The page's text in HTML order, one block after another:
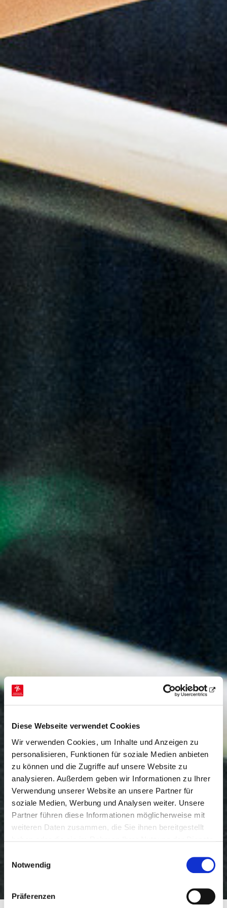
Diese Webseite verwendet Cookies
Wir verwenden Cookies, um Inhalte und Anzeigen zu
personalisieren, Funktionen für soziale Medien anbieten
zu können und die Zugriffe auf unsere Website zu
analysieren. Außerdem geben wir Informationen zu Ihrer
Verwendung unserer Website an unsere Partner für
soziale Medien, Werbung und Analysen weiter. Unsere
Partner führen diese Informationen möglicherweise mit
weiteren Daten zusammen, die Sie ihnen bereitgestellt
Notwendig
Präferenzen